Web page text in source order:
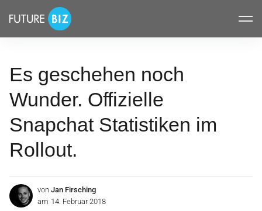
überspringen
FUTUREBIZ
Es geschehen noch
Wunder. Offizielle
Snapchat Statistiken im
Rollout.
von Jan Firsching
am 14. Februar 2018